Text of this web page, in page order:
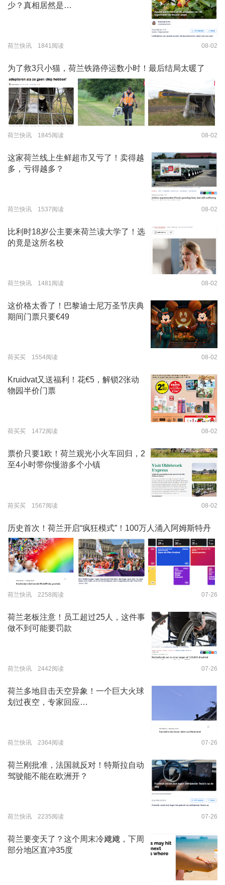
少？真相居然是…
荷兰快讯 1841阅读 08-02
为了救3只小猫，荷兰铁路停运数小时！最后结局太暖了
荷兰快讯 1845阅读 08-02
这家荷兰线上生鲜超市又亏了！卖得越
多，亏得越多？
荷兰快讯 1537阅读 08-02
比利时18岁公主要来荷兰读大学了！选
的竟是这所名校
荷兰快讯 1481阅读 08-02
这价格太香了！巴黎迪士尼万圣节庆典
期间门票只要€49
荷买买 1554阅读 08-02
Kruidvat又送福利！花€5，解锁2张动
物园半价门票
荷买买 1472阅读 08-02
票价只要1欧！荷兰观光小火车回归，2
至4小时带你慢游多个小镇
荷买买 1567阅读 08-02
历史首次！荷兰开启“疯狂模式”！100万人涌入阿姆斯特丹
荷兰快讯 2258阅读 07-26
荷兰老板注意！员工超过25人，这件事
做不到可能要罚款
荷兰快讯 2442阅读 07-26
荷兰多地目击天空异象！一个巨大火球
划过夜空，专家回应…
荷兰快讯 2364阅读 07-26
荷兰刚批准，法国就反对！特斯拉自动
驾驶能不能在欧洲开？
荷兰快讯 2235阅读 07-26
荷兰要变天了？这个周末冷飕飕，下周
部分地区直冲35度